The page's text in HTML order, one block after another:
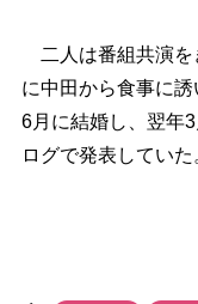
二人は番組共演を
に中田から食事に
6月に結婚し、翌年
ログで発表していた